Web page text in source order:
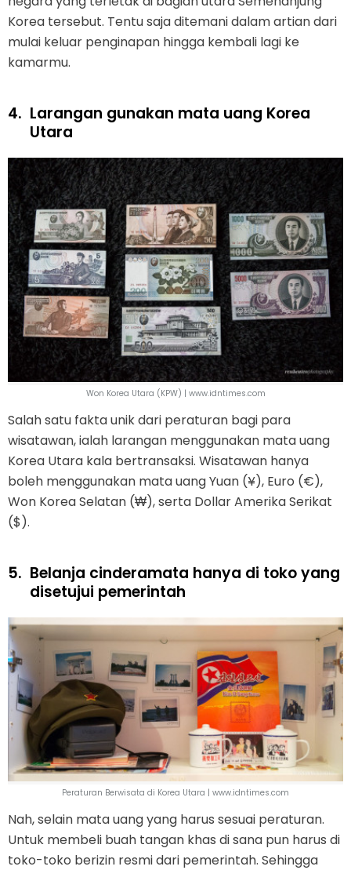
Korea tersebut. Tentu saja ditemani dalam artian dari
mulai keluar penginapan hingga kembali lagi ke
kamarmu.
4. Larangan gunakan mata uang Korea
Utara
Won Korea Utara (KPW) | www.idntimes.com
Salah satu fakta unik dari peraturan bagi para
wisatawan, ialah larangan menggunakan mata uang
Korea Utara kala bertransaksi. Wisatawan hanya
boleh menggunakan mata uang Yuan (¥), Euro (€),
Won Korea Selatan (₩), serta Dollar Amerika Serikat
($).
5. Belanja cinderamata hanya di toko yang
disetujui pemerintah
Peraturan Berwisata di Korea Utara | www.idntimes.com
Nah, selain mata uang yang harus sesuai peraturan.
Untuk membeli buah tangan khas di sana pun harus di
toko-toko berizin resmi dari pemerintah. Sehingga